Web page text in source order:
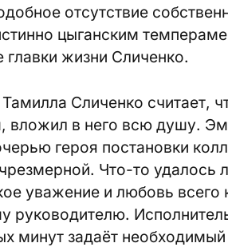
отсутствие
цыганским
главки жизни Сличенко.
Сличенко считает,
вложил в него всю душу.
героя постановки
Что-то
уважение и любовь всего
руководителю.
минут задаёт